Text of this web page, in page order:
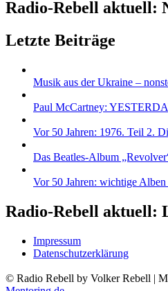
Radio-Rebell aktuell:
Letzte Beiträge
Musik aus der Ukraine –
Paul McCartney:
Vor 50 Jahren: 1976. Teil 2.
Das Beatles-Album
Vor 50 Jahren: wichtige
Radio-Rebell aktuell:
Impressum
Datenschutzerklärung
© Radio Rebell by Volker Rebell |